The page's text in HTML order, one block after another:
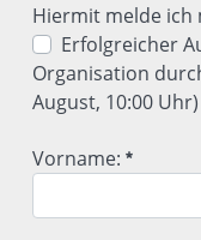
Hiermit melde ich
Erfolgreicher
Organisation
August, 10:00 Uhr)
Vorname: